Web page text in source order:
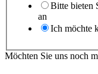
Bitte bieten
an
Ich möchte
Möchten Sie uns noch